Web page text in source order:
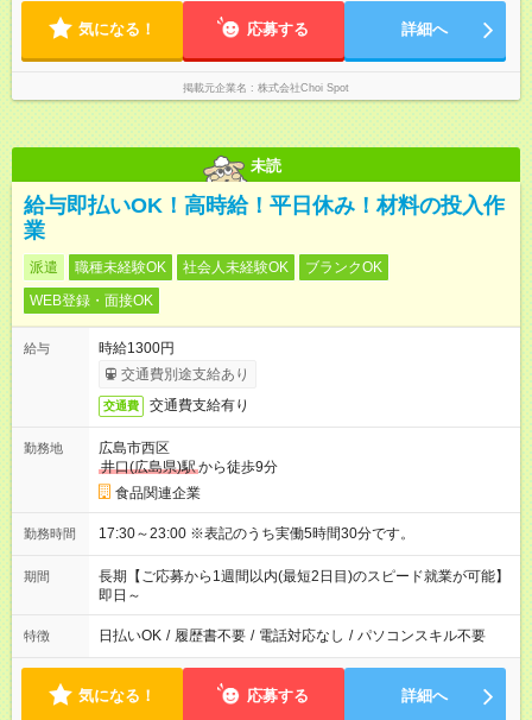
気になる！ 応募する 詳細へ
掲載元企業名 株式会社Choi Spot
未読
給与即払いOK！高時給！平日休み！材料の投入作
業
派遣 職種未経験OK 社会人未経験OK
ブランクOK
WEB登録・面接OK
給与
時給1300円
交通費別途支給あり
交通費 交通費支給有り
勤務地
広島市西区
井口(広島県)駅から徒歩9分
食品関連企業
勤務時間 17:30～23:00 ※表記のうち実働5時間30分です。
期間
長期【ご応募から1週間以内(最短2日目)のスピード就業が可能】
即日～
特徴 日払いOK / 履歴書不要 / 電話対応なし / パソコンスキル不要
気になる！ 応募する 詳細へ